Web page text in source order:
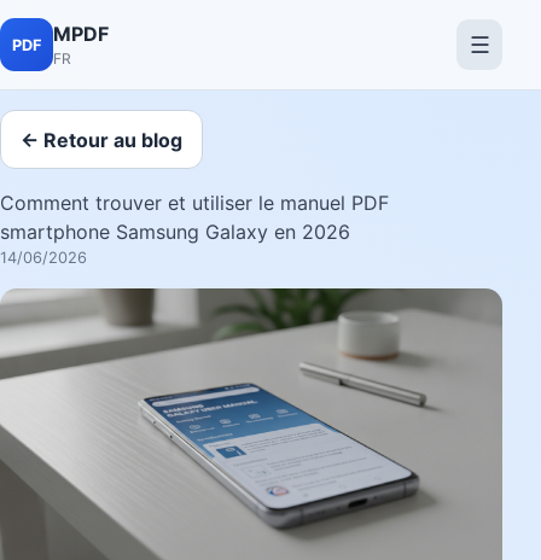
PDF MPDF
FR ☰
← Retour au blog
Comment trouver et utiliser le manuel PDF
smartphone Samsung Galaxy en 2026
14/06/2026